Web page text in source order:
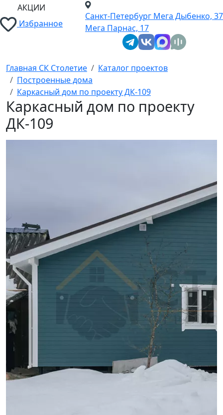
АКЦИИ
Избранное
Санкт-Петербург Мега Дыбенко, 37
Мега Парнас, 17
Главная СК Столетие
Каталог проектов
Построенные дома
Каркасный дом по проекту ДК-109
Каркасный дом по проекту
ДК-109